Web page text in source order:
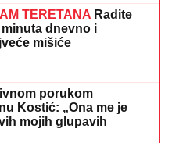
TERETANA Radite
dnevno i
mišiće
porukom
Kostić: „Ona me je
mojih glupavih